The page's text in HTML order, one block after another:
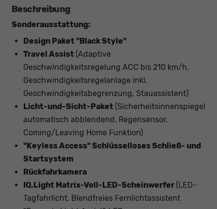
Beschreibung
Sonderausstattung:
Design Paket "Black Style"
Travel Assist (Adaptive
Geschwindigkeitsregelung ACC bis 210 km/h,
Geschwindigkeitsregelanlage inkl.
Geschwindigkeitsbegrenzung, Stauassistent)
Licht-und-Sicht-Paket (Sicherheitsinnenspiegel
automatisch abblendend, Regensensor,
Coming/Leaving Home Funktion)
"Keyless Access" Schlüsselloses Schließ- und
Startsystem
Rückfahrkamera
IQ.Light Matrix-Voll-LED-Scheinwerfer (LED-
Tagfahrlicht, Blendfreies Fernlichtassistent